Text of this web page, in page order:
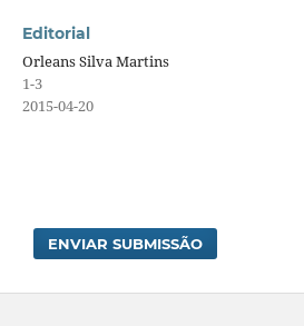
Editorial
Orleans Silva Martins
1-3
2015-04-20
ENVIAR SUBMISSÃO